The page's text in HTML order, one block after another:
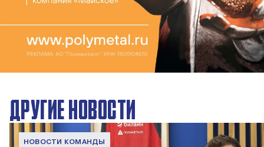
ДРУГИЕ НОВОСТИ
НОВОСТИ КОМАНДЫ